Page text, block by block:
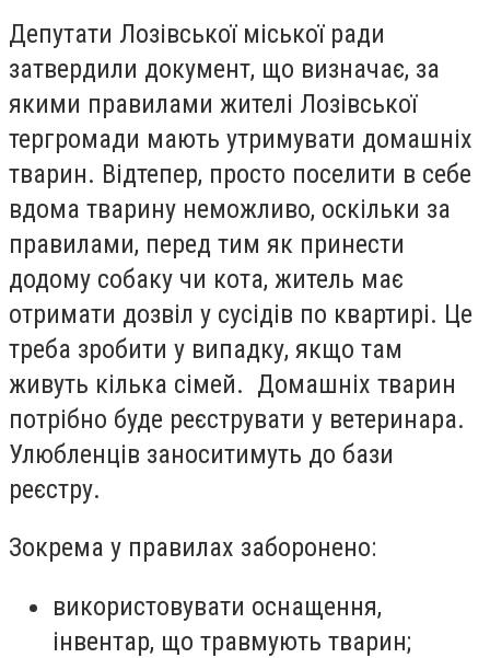
Депутати Лозівської міської ради
затвердили документ, що визначає, за
якими правилами жителі Лозівської
тергромади мають утримувати домашніх
тварин. Відтепер, просто поселити в себе
вдома тварину неможливо, оскільки за
правилами, перед тим як принести
додому собаку чи кота, житель має
отримати дозвіл у сусідів по квартирі. Це
треба зробити у випадку, якщо там
живуть кілька сімей. Домашніх тварин
потрібно буде реєструвати у ветеринара.
Улюбленців заноситимуть до бази
реєстру.
Зокрема у правилах заборонено:
використовувати оснащення,
інвентар, що травмують тварин;